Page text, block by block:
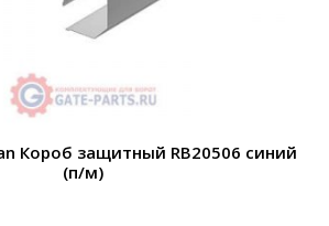
Короб защитный RB20506 синий
(п/м)